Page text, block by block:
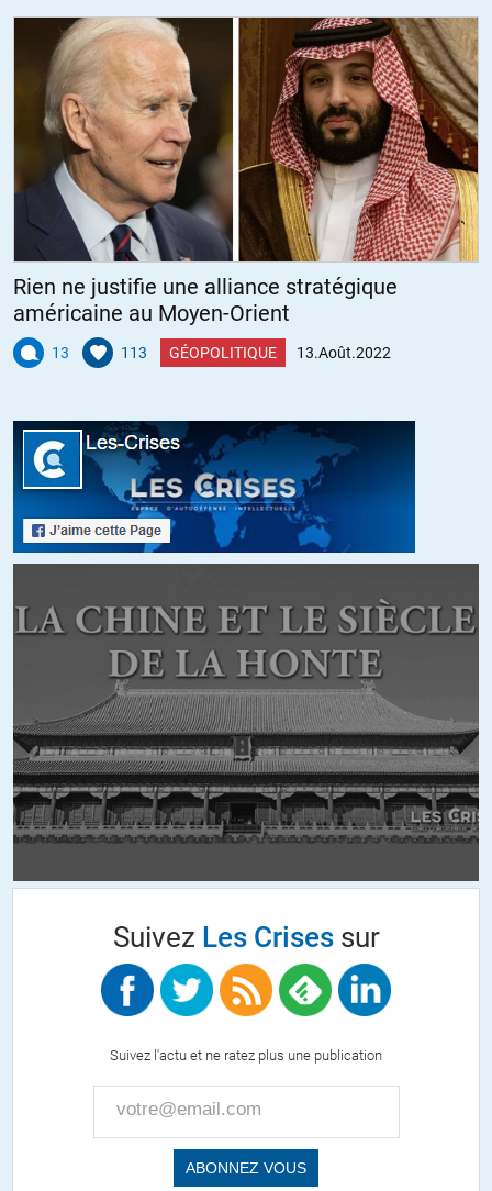
+1 ALERTER
Rien ne justifie une alliance stratégique
américaine au Moyen-Orient
13 113 GÉOPOLITIQUE 13.Août.2022
Suivez Les Crisessur
Suivez l'actu et ne ratez plus une publication